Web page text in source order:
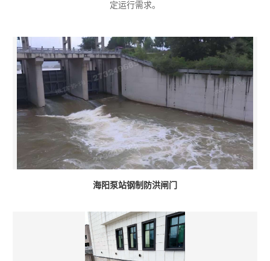
定运行需求。
海阳泵站钢制防洪闸门